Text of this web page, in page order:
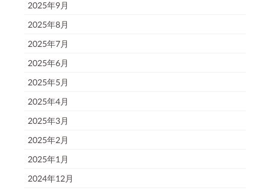
2025年9月
2025年8月
2025年7月
2025年6月
2025年5月
2025年4月
2025年3月
2025年2月
2025年1月
2024年12月